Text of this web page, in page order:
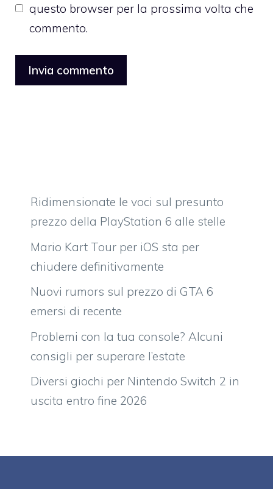
questo browser per la prossima volta che
commento.
Ridimensionate le voci sul presunto
prezzo della PlayStation 6 alle stelle
Mario Kart Tour per iOS sta per
chiudere definitivamente
Nuovi rumors sul prezzo di GTA 6
emersi di recente
Problemi con la tua console? Alcuni
consigli per superare l’estate
Diversi giochi per Nintendo Switch 2 in
uscita entro fine 2026